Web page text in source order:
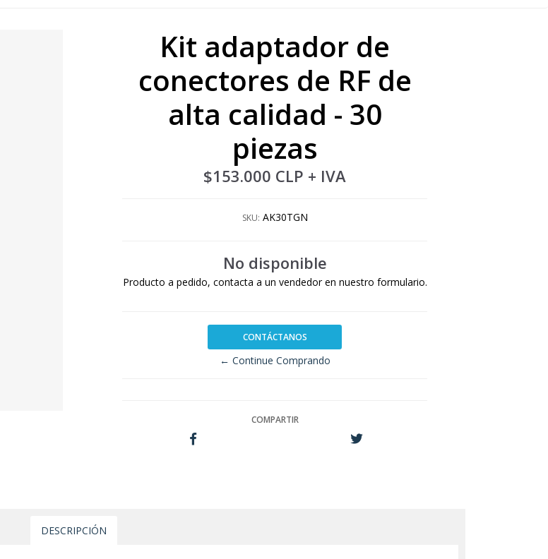
Kit adaptador de
conectores de RF de
alta calidad - 30
piezas
$153.000 CLP + IVA
SKU: AK30TGN
No disponible
Producto a pedido, contacta a un vendedor en nuestro formulario.
CONTÁCTANOS
← Continue Comprando
COMPARTIR
DESCRIPCIÓN